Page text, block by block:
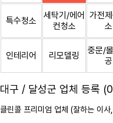
특수청소
세탁기/에어
컨청소
가전
소
인테리어 리모델링
중문/
공
대구 / 달성군 업체 등록
클린콜 프리미엄 업체 (잘하는 이사,